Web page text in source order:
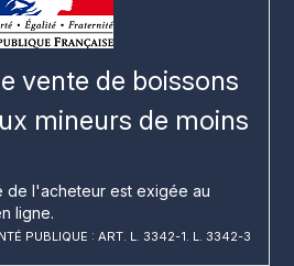
vente de boissons
mineurs de moins
de l'acheteur est exigée au
ligne.
PUBLIQUE : ART. L. 3342-1. L. 3342-3